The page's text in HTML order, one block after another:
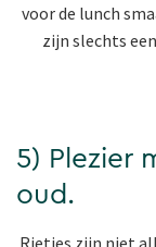
voor de lunch
zijn slechts
5) Plezier
oud.
Rietjes zijn niet